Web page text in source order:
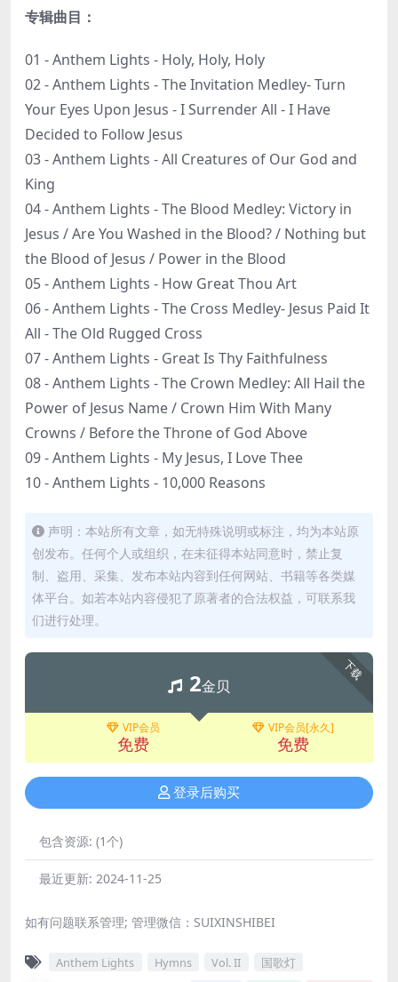
专辑曲目：
01 - Anthem Lights - Holy, Holy, Holy
02 - Anthem Lights - The Invitation Medley- Turn
Your Eyes Upon Jesus - I Surrender All - I Have
Decided to Follow Jesus
03 - Anthem Lights - All Creatures of Our God and
King
04 - Anthem Lights - The Blood Medley: Victory in
Jesus / Are You Washed in the Blood? / Nothing but
the Blood of Jesus / Power in the Blood
05 - Anthem Lights - How Great Thou Art
06 - Anthem Lights - The Cross Medley- Jesus Paid It
All - The Old Rugged Cross
07 - Anthem Lights - Great Is Thy Faithfulness
08 - Anthem Lights - The Crown Medley: All Hail the
Power of Jesus Name / Crown Him With Many
Crowns / Before the Throne of God Above
09 - Anthem Lights - My Jesus, I Love Thee
10 - Anthem Lights - 10,000 Reasons
声明：本站所有文章，如无特殊说明或标注，均为本站原
创发布。任何个人或组织，在未征得本站同意时，禁止复
制、盗用、采集、发布本站内容到任何网站、书籍等各类媒
体平台。如若本站内容侵犯了原著者的合法权益，可联系我
们进行处理。
下载
2金贝
VIP会员
免费
VIP会员[永久]
免费
登录后购买
包含资源: (1个)
最近更新: 2024-11-25
如有问题联系管理; 管理微信：SUIXINSHIBEI
Anthem Lights Hymns Vol. II 国歌灯